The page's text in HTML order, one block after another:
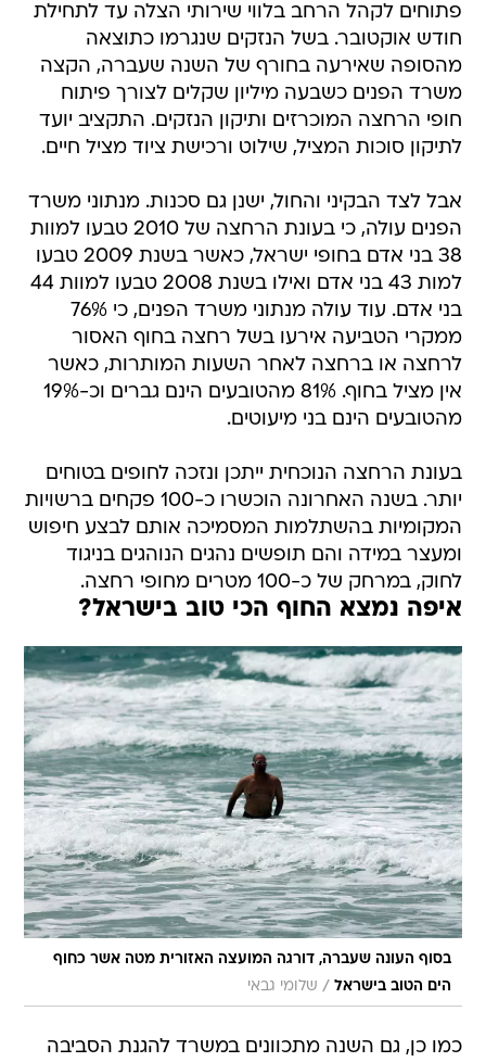
פתוחים לקהל הרחב בלווי שירותי הצלה עד לתחילת
חודש אוקטובר. בשל הנזקים שנגרמו כתוצאה
מהסופה שאירעה בחורף של השנה שעברה, הקצה
משרד הפנים כשבעה מיליון שקלים לצורך פיתוח
חופי הרחצה המוכרזים ותיקון הנזקים. התקציב יועד
לתיקון סוכות המציל, שילוט ורכישת ציוד מציל חיים.
אבל לצד הבקיני והחול, ישנן גם סכנות. מנתוני משרד
הפנים עולה, כי בעונת הרחצה של 2010 טבעו למוות
38 בני אדם בחופי ישראל, כאשר בשנת 2009 טבעו
למות 43 בני אדם ואילו בשנת 2008 טבעו למוות 44
בני אדם. עוד עולה מנתוני משרד הפנים, כי 76%
ממקרי הטביעה אירעו בשל רחצה בחוף האסור
לרחצה או ברחצה לאחר השעות המותרות, כאשר
אין מציל בחוף. 81% מהטובעים הינם גברים וכ-19%
מהטובעים הינם בני מיעוטים.
בעונת הרחצה הנוכחית ייתכן ונזכה לחופים בטוחים
יותר. בשנה האחרונה הוכשרו כ-100 פקחים ברשויות
המקומיות בהשתלמות המסמיכה אותם לבצע חיפוש
ומעצר במידה והם תופשים נהגים הנוהגים בניגוד
לחוק, במרחק של כ-100 מטרים מחופי רחצה.
איפה נמצא החוף הכי טוב בישראל?
בסוף העונה שעברה, דורגה המועצה האזורית מטה אשר כחוף
הים הטוב בישראל / שלומי גבאי
כמו כן, גם השנה מתכוונים במשרד להגנת הסביבה